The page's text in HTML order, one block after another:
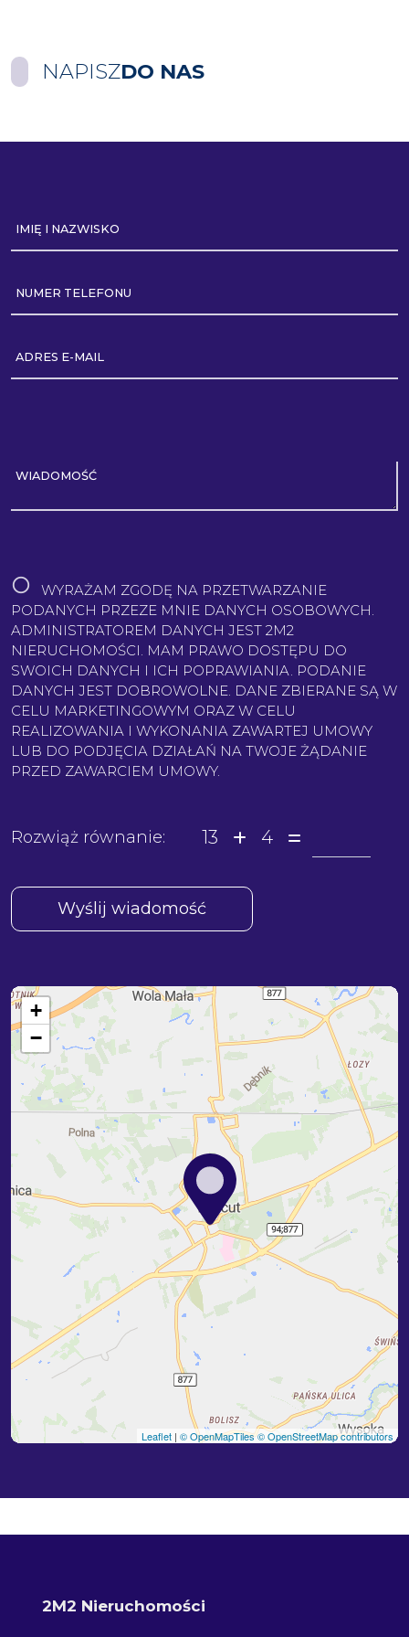
NAPISZDO NAS
IMIĘ I NAZWISKO
NUMER TELEFONU
ADRES E-MAIL
WIADOMOŚĆ
WYRAŻAM ZGODĘ NA PRZETWARZANIE
PODANYCH PRZEZE MNIE DANYCH OSOBOWYCH.
ADMINISTRATOREM DANYCH JEST 2M2
NIERUCHOMOŚCI. MAM PRAWO DOSTĘPU DO
SWOICH DANYCH I ICH POPRAWIANIA. PODANIE
DANYCH JEST DOBROWOLNE. DANE ZBIERANE SĄ W
CELU MARKETINGOWYM ORAZ W CELU
REALIZOWANIA I WYKONANIA ZAWARTEJ UMOWY
LUB DO PODJĘCIA DZIAŁAŃ NA TWOJE ŻĄDANIE
PRZED ZAWARCIEM UMOWY.
Rozwiąż równanie: 13 4
+
−
Leaflet | © OpenMapTiles© OpenStreetMap contributors
2M2 Nieruchomości